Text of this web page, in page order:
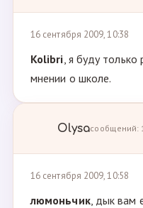
16 сентября 2009, 10:38
Kolibri, я буду
мнении о школе.
Olysaсообщений:
16 сентября 2009, 10:58
люмоньчик, дык вам